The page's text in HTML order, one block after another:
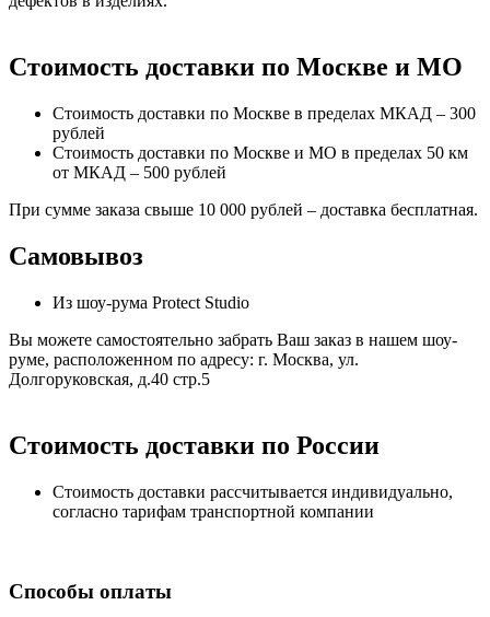
Стоимость доставки по Москве и МО
Стоимость доставки по Москве в пределах МКАД – 300
рублей
Стоимость доставки по Москве и МО в пределах 50 км
от МКАД – 500 рублей
При сумме заказа свыше 10 000 рублей – доставка бесплатная.
Самовывоз
Из шоу-рума Protect Studio
Вы можете самостоятельно забрать Ваш заказ в нашем шоу-
руме, расположенном по адресу: г. Москва, ул.
Долгоруковская, д.40 стр.5
Стоимость доставки по России
Стоимость доставки рассчитывается индивидуально,
согласно тарифам транспортной компании
Способы оплаты